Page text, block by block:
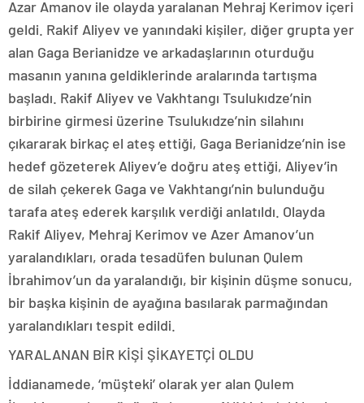
Azar Amanov ile olayda yaralanan Mehraj Kerimov içeri
geldi. Rakif Aliyev ve yanındaki kişiler, diğer grupta yer
alan Gaga Berianidze ve arkadaşlarının oturduğu
masanın yanına geldiklerinde aralarında tartışma
başladı. Rakif Aliyev ve Vakhtangı Tsulukıdze’nin
birbirine girmesi üzerine Tsulukıdze’nin silahını
çıkararak birkaç el ateş ettiği, Gaga Berianidze’nin ise
hedef gözeterek Aliyev’e doğru ateş ettiği, Aliyev’in
de silah çekerek Gaga ve Vakhtangı’nin bulunduğu
tarafa ateş ederek karşılık verdiği anlatıldı. Olayda
Rakif Aliyev, Mehraj Kerimov ve Azer Amanov’un
yaralandıkları, orada tesadüfen bulunan Qulem
İbrahimov’un da yaralandığı, bir kişinin düşme sonucu,
bir başka kişinin de ayağına basılarak parmağından
yaralandıkları tespit edildi.
YARALANAN BİR KİŞİ ŞİKAYETÇİ OLDU
İddianamede, ‘müşteki’ olarak yer alan Qulem